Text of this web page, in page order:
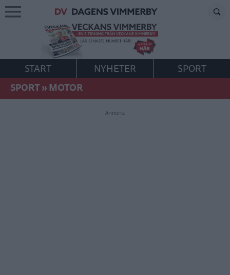
START NYHETER
SPORT
SPORT»MOTOR
Annons: